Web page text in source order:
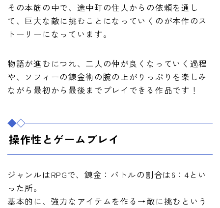
その本筋の中で、途中町の住人からの依頼を通し
て、巨大な敵に挑むことになっていくのが本作のス
トーリーになっています。
物語が進むにつれ、二人の仲が良くなっていく過程
や、ソフィーの錬金術の腕の上がりっぷりを楽しみ
ながら最初から最後までプレイできる作品です！
操作性とゲームプレイ
ジャンルはRPGで、錬金：バトルの割合は6：4とい
った所。
基本的に、強力なアイテムを作る→敵に挑むという